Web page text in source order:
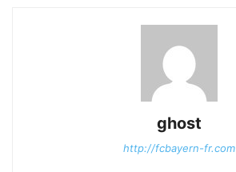
ghost
http://fcbayern-fr.com